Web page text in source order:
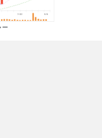
ー